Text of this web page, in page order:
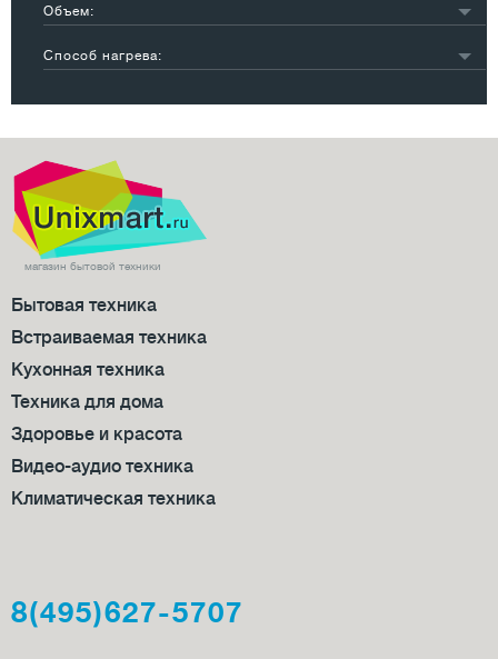
проточный
25
Объем:
10-20 л
18
101-150 л
Способ нагрева:
магазин бытовой техники
Бытовая техника
Встраиваемая техника
Кухонная техника
Техника для дома
Здоровье и красота
Видео-аудио техника
Климатическая техника
8(495)627-5707